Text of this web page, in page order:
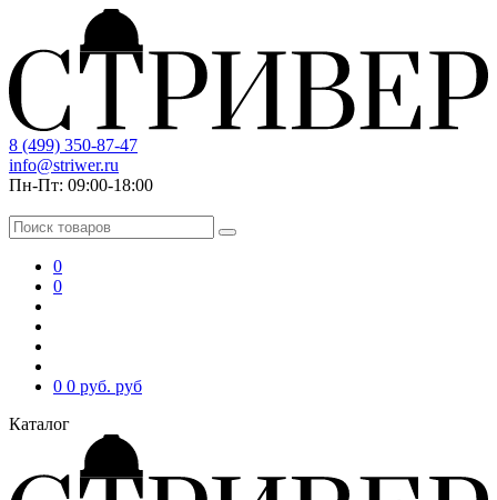
8 (499) 350-87-47
info@striwer.ru
Пн-Пт: 09:00-18:00
0
0
0 0 руб. руб
Каталог